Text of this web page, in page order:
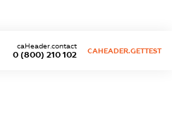
0 (800) 210 102
caHeader.contact
CAHEADER.GETTEST